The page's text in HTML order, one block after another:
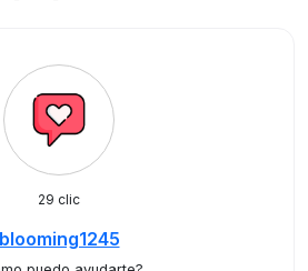
29 clic
blooming1245